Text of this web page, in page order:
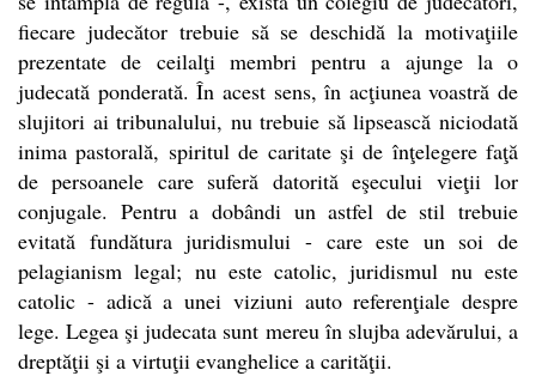
fiecare judecător trebuie să se deschidă la motivaţiile
prezentate de ceilalţi membri pentru a ajunge la o
judecată ponderată. În acest sens, în acţiunea voastră de
slujitori ai tribunalului, nu trebuie să lipsească niciodată
inima pastorală, spiritul de caritate şi de înţelegere faţă
de persoanele care suferă datorită eşecului vieţii lor
conjugale. Pentru a dobândi un astfel de stil trebuie
evitată fundătura juridismului - care este un soi de
pelagianism legal; nu este catolic, juridismul nu este
catolic - adică a unei viziuni auto referenţiale despre
lege. Legea şi judecata sunt mereu în slujba adevărului, a
dreptăţii şi a virtuţii evanghelice a carităţii.